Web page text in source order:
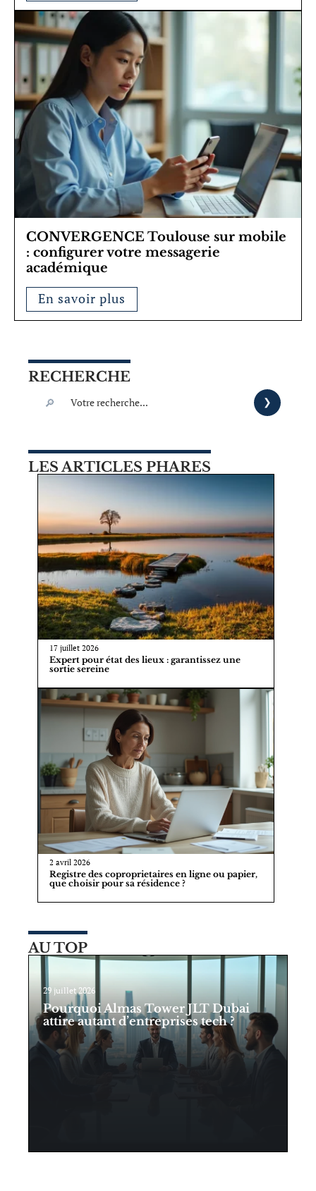
CONVERGENCE Toulouse sur mobile
: configurer votre messagerie
académique
En savoir plus
RECHERCHE
LES ARTICLES PHARES
17 juillet 2026
Expert pour état des lieux : garantissez une
sortie sereine
2 avril 2026
Registre des coproprietaires en ligne ou papier,
que choisir pour sa résidence ?
AU TOP
29 juillet 2026
Pourquoi Almas Tower JLT Dubai
attire autant d’entreprises tech ?